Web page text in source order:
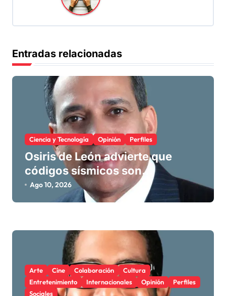
i
n
d
t
r
a
d
a
Entradas relacionadas
Ciencia y Tecnología Opinión Perfiles
Osiris de León advierte que
códigos sísmicos son
insuficientes si se ignora la
respuesta dinámica del suelo
Ago 10, 2026
Arte Cine Colaboración
Cultura
Entretenimiento
Internacionales Opinión
Perfiles
Sociales